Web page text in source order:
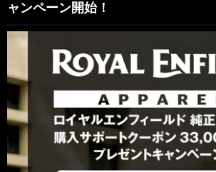
ャンペーン開始！